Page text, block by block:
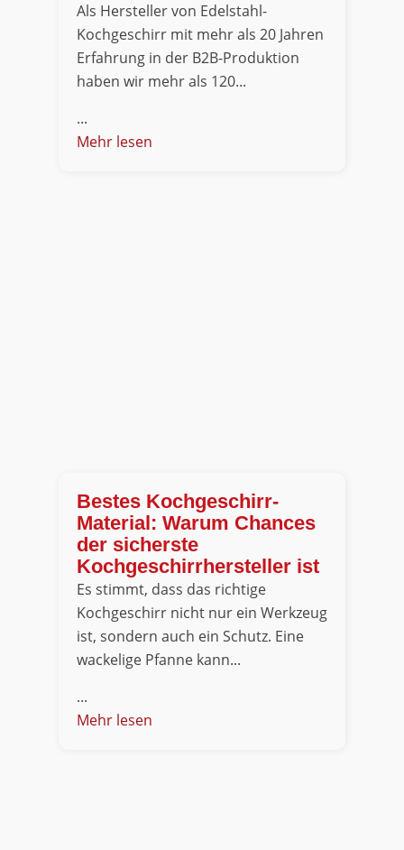
Als Hersteller von Edelstahl-
Kochgeschirr mit mehr als 20 Jahren
Erfahrung in der B2B-Produktion
haben wir mehr als 120...
...
Mehr lesen
Bestes Kochgeschirr-
Material: Warum Chances
der sicherste
Kochgeschirrhersteller ist
Es stimmt, dass das richtige
Kochgeschirr nicht nur ein Werkzeug
ist, sondern auch ein Schutz. Eine
wackelige Pfanne kann...
...
Mehr lesen